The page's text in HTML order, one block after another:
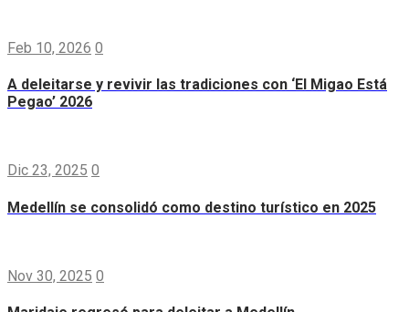
Feb 10, 2026 0
A deleitarse y revivir las tradiciones con ‘El Migao Está
Pegao’ 2026
Dic 23, 2025 0
Medellín se consolidó como destino turístico en 2025
Nov 30, 2025 0